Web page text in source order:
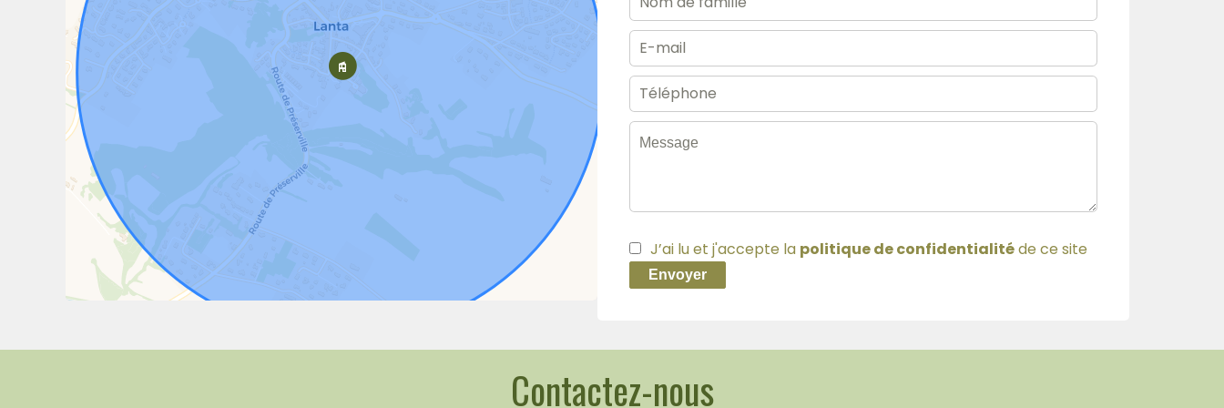
J’ai lu et j'accepte la politique de confidentialitéde ce site
Envoyer
Contactez-nous